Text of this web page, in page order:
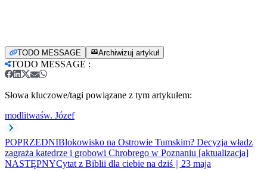
TODO MESSAGE Archiwizuj artykuł
TODO MESSAGE :
Słowa kluczowe/tagi powiązane z tym artykułem:
modlitwaśw. Józef
POPRZEDNIBlokowisko na Ostrowie Tumskim? Decyzja władz
zagraża katedrze i grobowi Chrobrego w Poznaniu [aktualizacja]
NASTĘPNYCytat z Biblii dla ciebie na dziś || 23 maja